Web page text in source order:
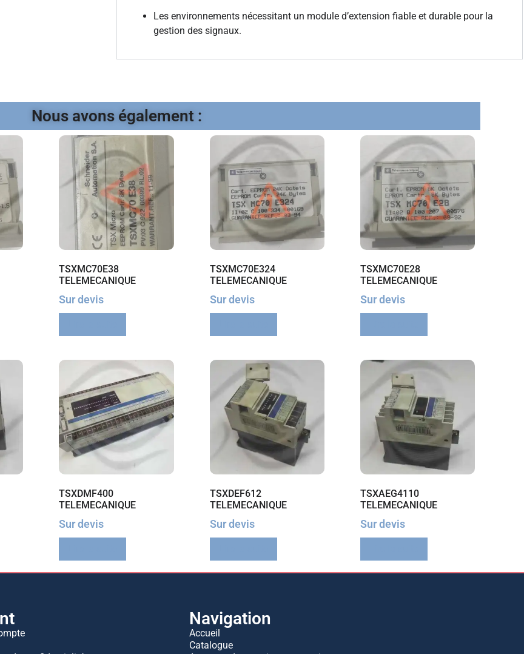
Les environnements nécessitant un module d’extension fiable et durable pour la
gestion des signaux.
Nous avons également :
TSXMC70E38
TELEMECANIQUE
Sur devis
TSXMC70E324
TELEMECANIQUE
Sur devis
TSXMC70E28
TELEMECANIQUE
Sur devis
TSXDMF400
TELEMECANIQUE
Sur devis
TSXDEF612
TELEMECANIQUE
Sur devis
TSXAEG4110
TELEMECANIQUE
Sur devis
Navigation
Accueil
Catalogue